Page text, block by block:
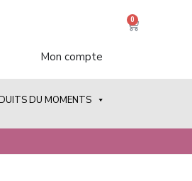
Mon compte
0
DU MOMENTS